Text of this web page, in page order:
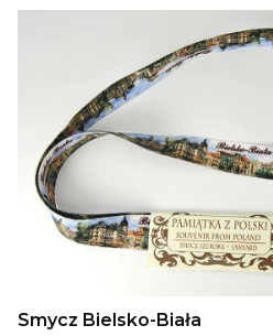
Smycz Bielsko-Biała